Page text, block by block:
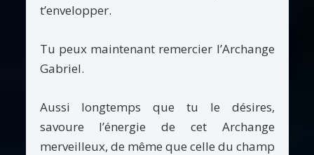
t’envelopper.
Tu peux maintenant remercier l’Archange
Gabriel.
Aussi longtemps que tu le désires,
savoure l’énergie de cet Archange
merveilleux, de même que celle du champ